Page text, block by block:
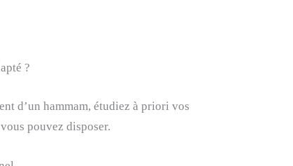
?
d’un hammam, étudiez à priori vos
pouvez disposer.